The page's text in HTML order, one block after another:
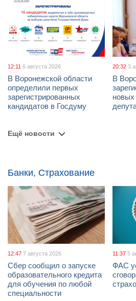
12:11 6 августа 2026
В Воронежской области
определили первых
зарегистрированных
кандидатов в Госдуму
20:32 3
В
новых
Ещё новости
Банки, Страхование
12:47 7 августа 2026
Сбер сообщил о запуске
образовательного кредита
для обучения по любой
специальности
11:37 5
ФАС